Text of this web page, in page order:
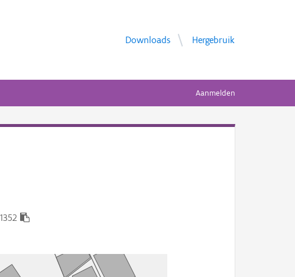
Downloads Hergebruik
Aanmelden